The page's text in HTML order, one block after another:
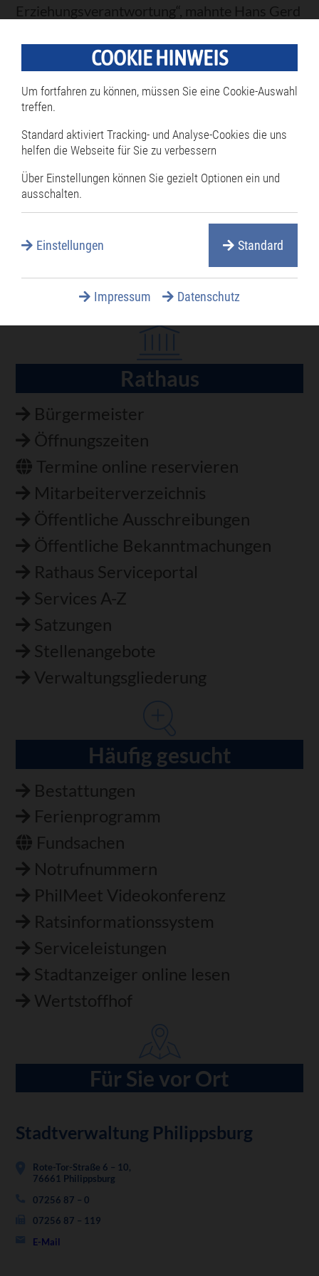
Erziehungsverantwortung“, mahnte Hans Gerd
Kirschner (LDP) darin, dass zuhause oft nicht
Deutsch gesprochen werde. Nach Peter Steinel
(Uli) liegt die Hauptverantwortung bei den
Sprachförderung ein unverzichtbarer
Erziehungsbestandteil.
Zurück
Rathaus
Bürgermeister
Öffnungszeiten
Termine online reservieren
Mitarbeiterverzeichnis
Öffentliche Ausschreibungen
Öffentliche Bekanntmachungen
Rathaus Serviceportal
Services A-Z
Satzungen
Stellenangebote
Verwaltungsgliederung
Häufig gesucht
Bestattungen
Ferienprogramm
Fundsachen
Notrufnummern
PhilMeet Videokonferenz
Ratsinformationssystem
Serviceleistungen
Stadtanzeiger online lesen
Wertstoffhof
Für Sie vor Ort
Stadtverwaltung Philippsburg
Rote-Tor-Straße 6 – 10,
76661 Philippsburg
07256 87 – 0
07256 87 – 119
E-Mail
COOKIE HINWEIS
Um fortfahren zu können, müssen Sie eine Cookie-Auswahl
treffen.
Standard aktiviert Tracking- und Analyse-Cookies die uns
helfen die Webseite für Sie zu verbessern
Über Einstellungen können Sie gezielt Optionen ein und
ausschalten.
Einstellungen Standard
Impressum Datenschutz